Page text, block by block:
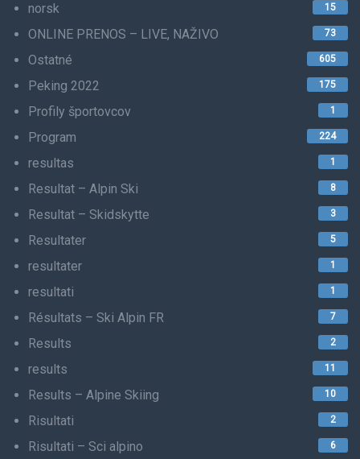
norsk 15
ONLINE PRENOS – LIVE, NAŽIVO 73
Ostatné 605
Peking 2022 175
Profily športovcov 1
Program 224
resultas 1
Resultat – Alpin Ski 8
Resultat – Skidskytte 3
Resultater 5
resultater 1
resultati 1
Résultats – Ski Alpin FR 7
Results 2
results 11
Results – Alpine Skiing 10
Risultati 2
Risultati – Sci alpino 6